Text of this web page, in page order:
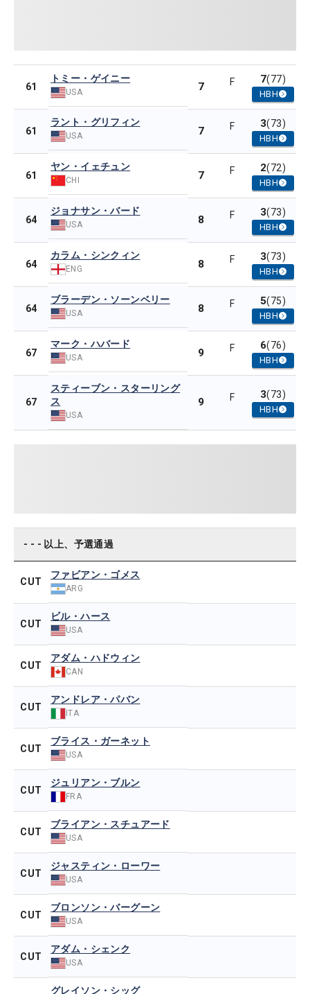
61
トミー・ゲイニー
USA 7 F 7(77)
HBH
61
ラント・グリフィン
USA 7 F 3(73)
HBH
61
ヤン・イェチュン
CHI 7 F 2(72)
HBH
64
ジョナサン・バード
USA 8 F 3(73)
HBH
64
カラム・シンクィン
ENG 8 F 3(73)
HBH
64
ブラーデン・ソーンベリー
USA 8 F 5(75)
HBH
67
マーク・ハバード
USA 9 F 6(76)
HBH
67
スティーブン・スターリング
ス
USA
9 F 3(73)
HBH
- - - 以上、予選通過
CUT
ファビアン・ゴメス
ARG
CUT
ビル・ハース
USA
CUT
アダム・ハドウィン
CAN
CUT
アンドレア・パバン
ITA
CUT
ブライス・ガーネット
USA
CUT
ジュリアン・ブルン
FRA
CUT
ブライアン・スチュアード
USA
CUT
ジャスティン・ローワー
USA
CUT
ブロンソン・バーグーン
USA
CUT
アダム・シェンク
USA
グレイソン・シッグ